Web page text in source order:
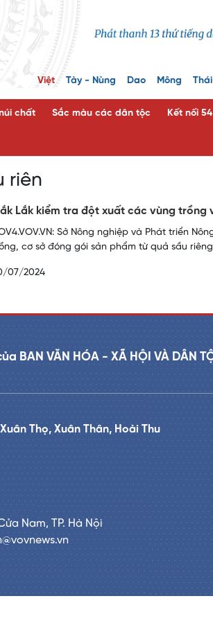
Việt Tày - Nùng Dao Mông Thái
chất Sắc màu các dân tộc Kết nối 54
riên
Lắk kiểm tra đột xuất các vùng trồng
Sở Nông nghiệp và Phát triển
cơ sở đóng gói sản phẩm từ quả sầu
07/2024
BAN VĂN HÓA - XÃ HỘI VÀ DÂN
Thọ, Xuân Thân, Hoài Thu
Nam, TP. Hà Nội